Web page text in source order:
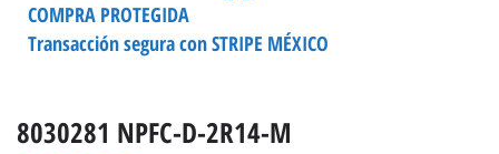
Transacción segura con STRIPE MÉXICO
COMPRA PROTEGIDA
8030281 NPFC-D-2R14-M